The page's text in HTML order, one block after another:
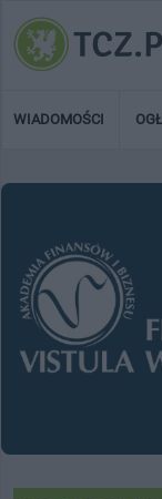
WIADOMOŚCI